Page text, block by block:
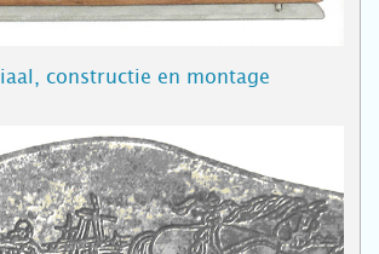
constructie en montage